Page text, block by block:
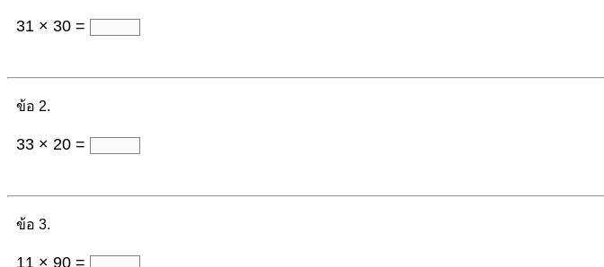
31 × 30 =
ข้อ 2.
33 × 20 =
ข้อ 3.
11 × 90 =